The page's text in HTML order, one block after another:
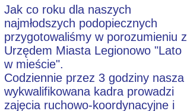
Jak co roku dla naszych
najmłodszych podopiecznych
przygotowaliśmy w porozumieniu z
Urzędem Miasta Legionowo "Lato
w mieście".
Codziennie przez 3 godziny nasza
wykwalifikowana kadra prowadzi
zajęcia ruchowo-koordynacyjne i